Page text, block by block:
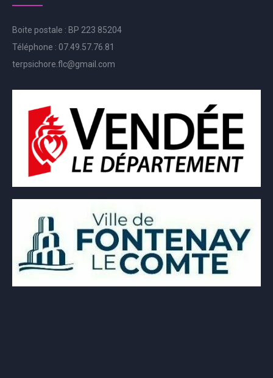
Boite postale : BP 223 85204
Téléphone : 07.49.57.76.81
terpsichore.flc@gmail.com